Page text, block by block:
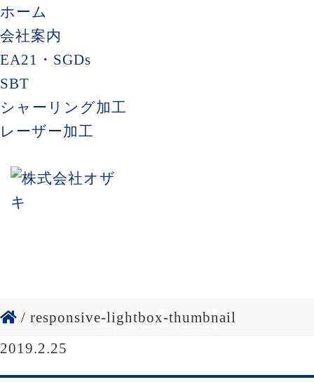
ホーム
会社案内
EA21・SGDs
SBT
シャーリング加工
レーザー加工
thumbnail
/ responsive-lightbox-thumbnail
2019.2.25